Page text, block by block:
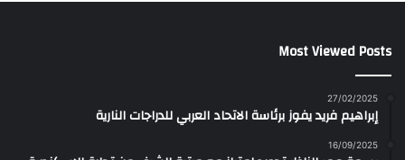
Most Viewed Posts
27/02/2025
إبراهيم فريد يفوز برئاسة الاتحاد العربي للدراجات النارية
16/09/2025